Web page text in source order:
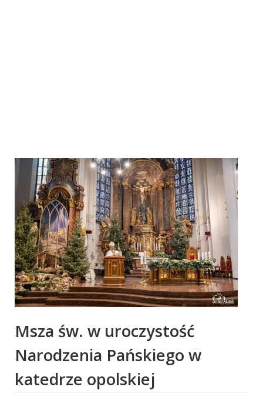
Msza św. w uroczystość
Narodzenia Pańskiego w
katedrze opolskiej